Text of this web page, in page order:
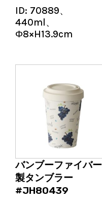
ID: 70889、
440ml、
Φ8×H13.9cm
バンブーファイバー
製タンブラー
#JH80439